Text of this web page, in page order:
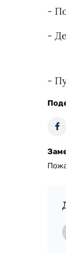
-
-
-